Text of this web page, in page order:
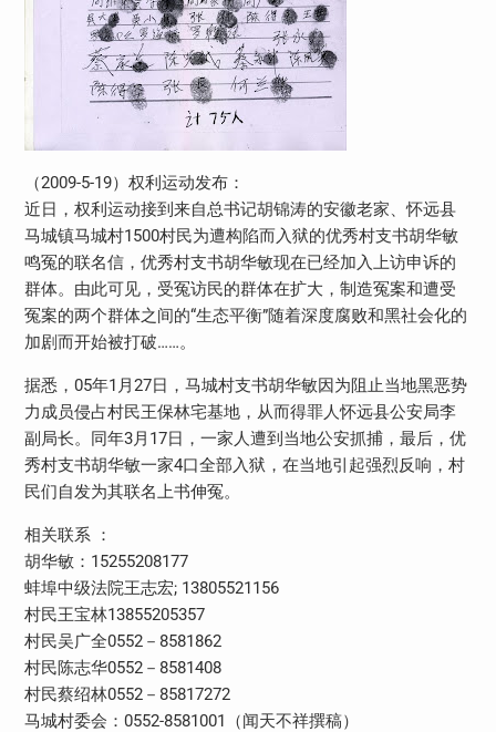
（2009-5-19）权利运动发布：
近日，权利运动接到来自总书记胡锦涛的安徽老家、怀远县
马城镇马城村1500村民为遭构陷而入狱的优秀村支书胡华敏
鸣冤的联名信，优秀村支书胡华敏现在已经加入上访申诉的
群体。由此可见，受冤访民的群体在扩大，制造冤案和遭受
冤案的两个群体之间的“生态平衡”随着深度腐败和黑社会化的
加剧而开始被打破……。
据悉，05年1月27日，马城村支书胡华敏因为阻止当地黑恶势
力成员侵占村民王保林宅基地，从而得罪人怀远县公安局李
副局长。同年3月17日，一家人遭到当地公安抓捕，最后，优
秀村支书胡华敏一家4口全部入狱，在当地引起强烈反响，村
民们自发为其联名上书伸冤。
相关联系 ：
胡华敏：15255208177
蚌埠中级法院王志宏; 13805521156
村民王宝林13855205357
村民吴广全0552－8581862
村民陈志华0552－8581408
村民蔡绍林0552－85817272
马城村委会：0552-8581001（闻天不祥撰稿）